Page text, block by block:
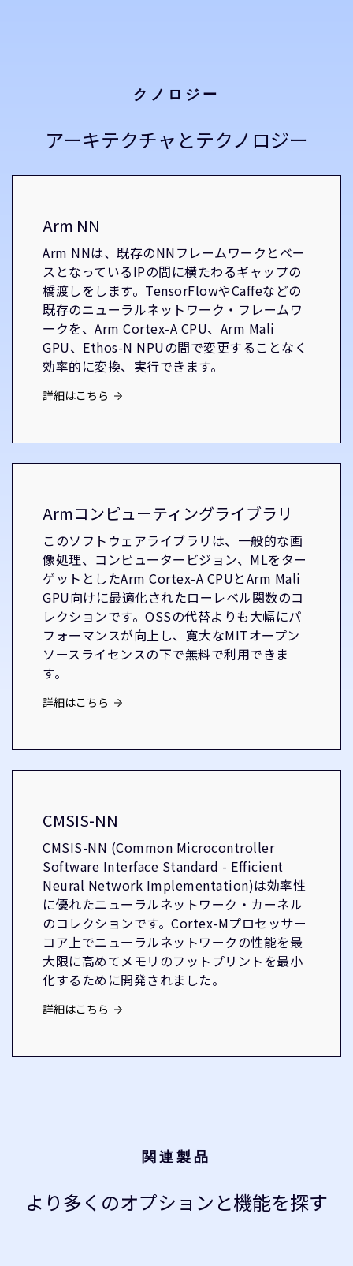
クノロジー
アーキテクチャとテクノロジー
Arm NN
Arm NNは、既存のNNフレームワークとベー
スとなっているIPの間に横たわるギャップの
橋渡しをします。TensorFlowやCaffeなどの
既存のニューラルネットワーク・フレームワ
ークを、Arm Cortex-A CPU、Arm Mali
GPU、Ethos-N NPUの間で変更することなく
効率的に変換、実行できます。
詳細はこちら
Armコンピューティングライブラリ
このソフトウェアライブラリは、一般的な画
像処理、コンピュータービジョン、MLをター
ゲットとしたArm Cortex-A CPUとArm Mali
GPU向けに最適化されたローレベル関数のコ
レクションです。OSSの代替よりも大幅にパ
フォーマンスが向上し、寛大なMITオープン
ソースライセンスの下で無料で利用できま
す。
詳細はこちら
CMSIS-NN
CMSIS-NN (Common Microcontroller
Software Interface Standard - Efficient
Neural Network Implementation)は効率性
に優れたニューラルネットワーク・カーネル
のコレクションです。Cortex-Mプロセッサー
コア上でニューラルネットワークの性能を最
大限に高めてメモリのフットプリントを最小
化するために開発されました。
詳細はこちら
関連製品
より多くのオプションと機能を探す